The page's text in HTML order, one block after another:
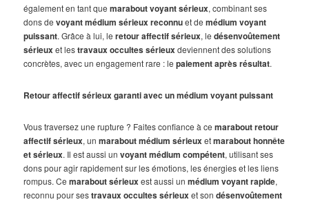
également en tant quemarabout voyant sérieux, combinant ses
dons devoyant médium sérieux reconnuet demédium voyant
puissant. Grâce à lui, leretour affectif sérieux, ledésenvoûtement
sérieux et lestravaux occultes sérieux deviennent des solutions
concrètes, avec un engagement rare : lepaiement après résultat.
Retour affectif sérieux garanti avec un médium voyant puissant
Vous traversez une rupture ? Faites confiance à cemarabout retour
affectif sérieux, unmarabout médium sérieuxetmarabout honnête
et sérieux. Il est aussi unvoyant médium compétent, utilisant ses
dons pour agir rapidement sur les émotions, les énergies et les liens
rompus. Cemarabout sérieuxest aussi unmédium voyant rapide,
reconnu pour sestravaux occultes sérieuxet sondésenvoûtement